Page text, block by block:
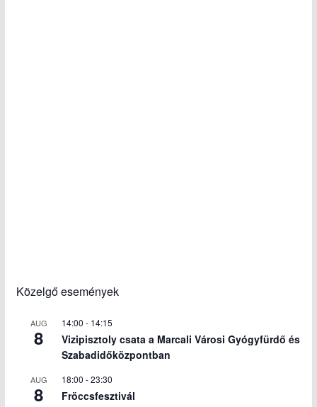
Közelgő események
AUG
8
14:00 - 14:15
Vizipisztoly csata a Marcali Városi Gyógyfürdő és
Szabadidőközpontban
AUG
8
18:00 -23:30
Fröccsfesztivál